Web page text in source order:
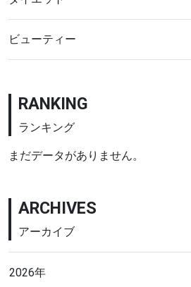
ビューティー
RANKING
ランキング
まだデータがありません。
ARCHIVES
アーカイブ
2026年